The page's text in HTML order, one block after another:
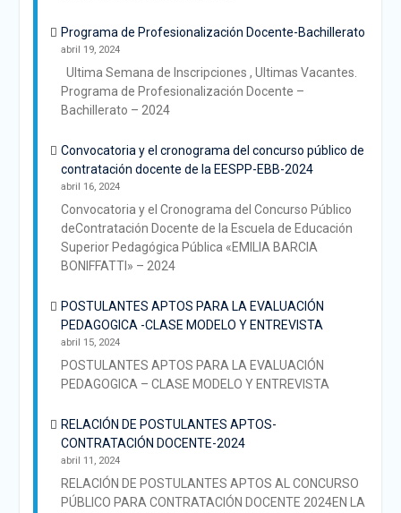
Programa de Profesionalización Docente-Bachillerato
abril 19, 2024
Ultima Semana de Inscripciones , Ultimas Vacantes.
Programa de Profesionalización Docente –
Bachillerato – 2024
Convocatoria y el cronograma del concurso público de
contratación docente de la EESPP-EBB-2024
abril 16, 2024
Convocatoria y el Cronograma del Concurso Público
deContratación Docente de la Escuela de Educación
Superior Pedagógica Pública «EMILIA BARCIA
BONIFFATTI» – 2024
POSTULANTES APTOS PARA LA EVALUACIÓN
PEDAGOGICA -CLASE MODELO Y ENTREVISTA
abril 15, 2024
POSTULANTES APTOS PARA LA EVALUACIÓN
PEDAGOGICA – CLASE MODELO Y ENTREVISTA
RELACIÓN DE POSTULANTES APTOS-
CONTRATACIÓN DOCENTE-2024
abril 11, 2024
RELACIÓN DE POSTULANTES APTOS AL CONCURSO
PÚBLICO PARA CONTRATACIÓN DOCENTE 2024EN LA